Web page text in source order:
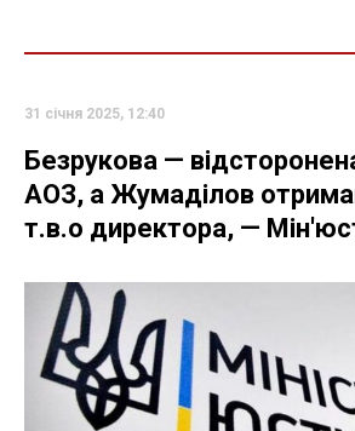
31 січня 2025, 12:40
Безрукова —
АОЗ, а Жумаділов
т.в.о директора, —